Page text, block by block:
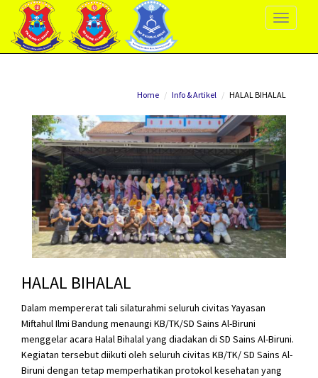
Toggle
Home Info & Artikel HALAL BIHALAL
HALAL BIHALAL
Dalam mempererat tali silaturahmi seluruh civitas Yayasan
Miftahul Ilmi Bandung menaungi KB/TK/SD Sains Al-Biruni
menggelar acara Halal Bihalal yang diadakan di SD Sains Al-Biruni.
Kegiatan tersebut diikuti oleh seluruh civitas KB/TK/ SD Sains Al-
Biruni dengan tetap memperhatikan protokol kesehatan yang